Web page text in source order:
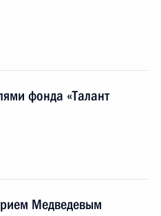
фонда «Талант
Медведевым